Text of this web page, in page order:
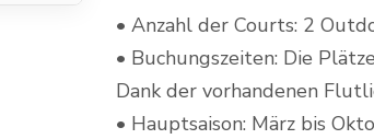
• Anzahl der Courts: 2
• Buchungszeiten: Die
Dank der vorhandenen
• Hauptsaison: März bis